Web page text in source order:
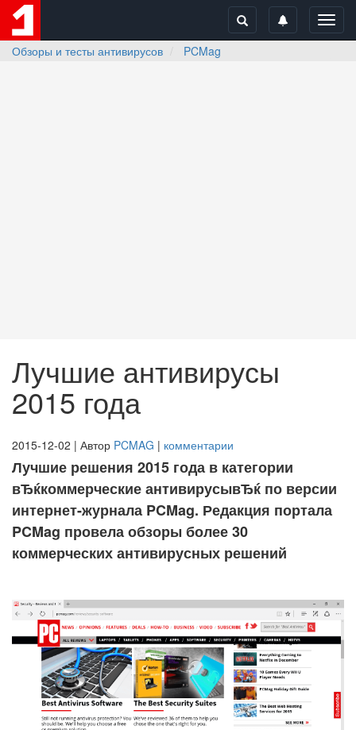
Обзоры и тесты антивирусов
PCMag
Лучшие антивирусы
2015 года
2015-12-02 | Автор PCMAG | комментарии
Лучшие решения 2015 года в категории
вЂќкоммерческие антивирусывЂќ по версии
интернет-журнала PCMag. Редакция портала
PCMag провела обзоры более 30
коммерческих антивирусных решений